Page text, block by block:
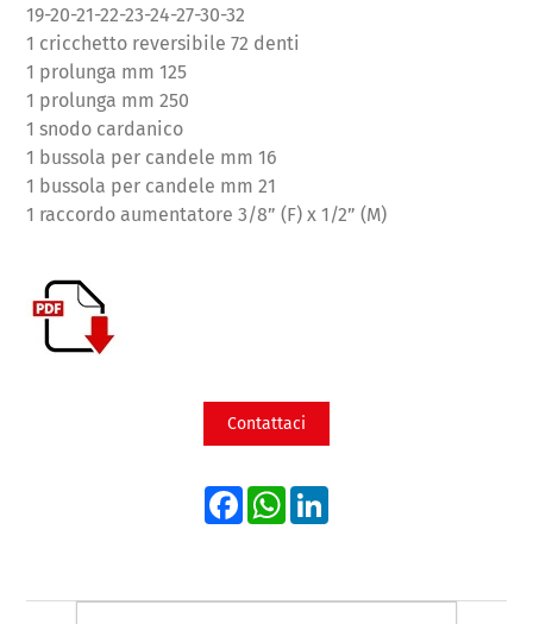
19-20-21-22-23-24-27-30-32
1 cricchetto reversibile 72 denti
1 prolunga mm 125
1 prolunga mm 250
1 snodo cardanico
1 bussola per candele mm 16
1 bussola per candele mm 21
1 raccordo aumentatore 3/8” (F) x 1/2” (M)
Contattaci
FacebookWhatsApp